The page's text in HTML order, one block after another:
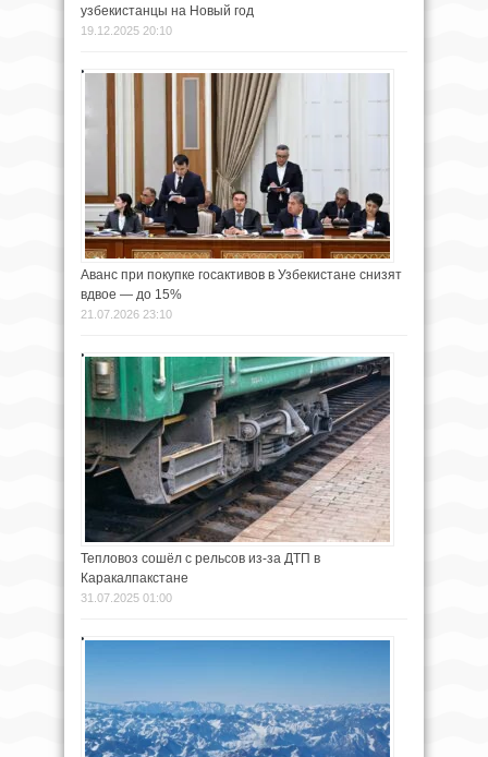
узбекистанцы на Новый год
19.12.2025 20:10
Аванс при покупке госактивов в Узбекистане снизят
вдвое — до 15%
21.07.2026 23:10
Тепловоз сошёл с рельсов из-за ДТП в
Каракалпакстане
31.07.2025 01:00